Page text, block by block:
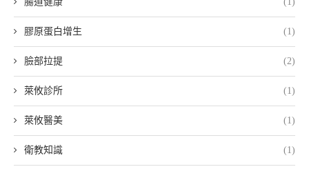
膠原蛋白增生 (1)
臉部拉提 (2)
萊攸診所 (1)
萊攸醫美 (1)
衛教知識 (1)